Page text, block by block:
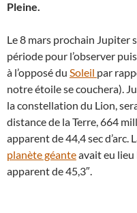
Pleine.
Le 8 mars prochain Jupiter
période pour l’observer
à l’opposé du Soleil par
notre étoile se couchera).
la constellation du Lion,
distance de la Terre, 664
apparent de 44,4 sec
planète géanteavait eu
apparent de 45,3″.